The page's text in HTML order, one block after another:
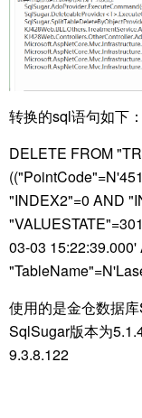
转换的sql语句如下：
DELETE FROM
"INDEX2"=0 AND
03-03
使用的是金仓数据
SqlSugar版本为
9.3.8.122